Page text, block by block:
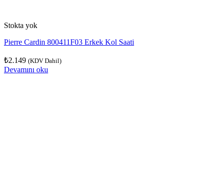
Stokta yok
Pierre Cardin 800411F03 Erkek Kol Saati
₺2.149 (KDV Dahil)
Devamını oku